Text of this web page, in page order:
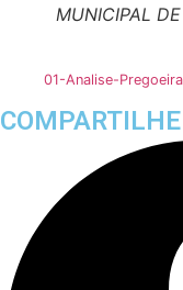
MUNICIPAL
01-Analise-
COMPARTILHE